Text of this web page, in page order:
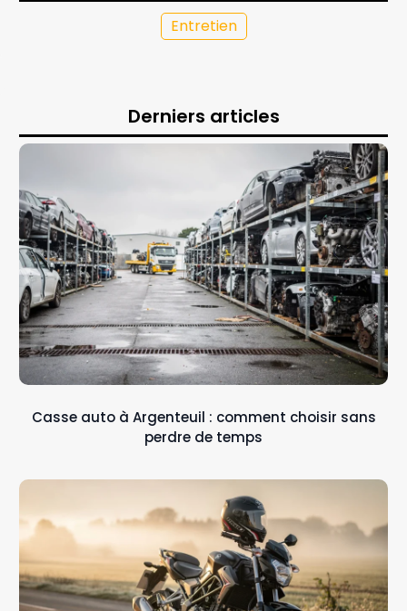
Entretien
Derniers articles
Casse auto à Argenteuil : comment choisir sans
perdre de temps